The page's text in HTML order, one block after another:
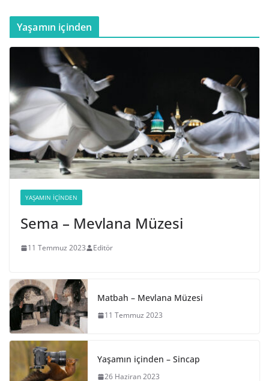
Yaşamın içinden
YAŞAMIN İÇINDEN
Sema – Mevlana Müzesi
11 Temmuz 2023 Editör
Matbah – Mevlana Müzesi
11 Temmuz 2023
Yaşamın içinden – Sincap
26 Haziran 2023